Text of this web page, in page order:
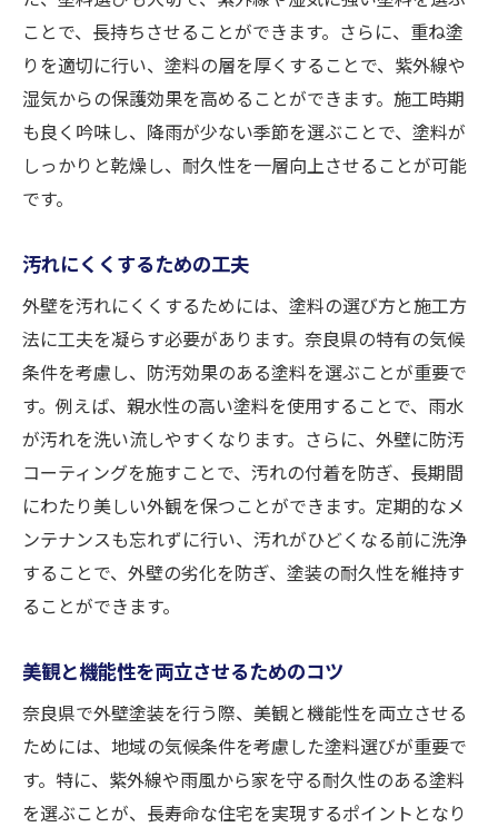
ことで、長持ちさせることができます。さらに、重ね塗
りを適切に行い、塗料の層を厚くすることで、紫外線や
湿気からの保護効果を高めることができます。施工時期
も良く吟味し、降雨が少ない季節を選ぶことで、塗料が
しっかりと乾燥し、耐久性を一層向上させることが可能
です。
汚れにくくするための工夫
外壁を汚れにくくするためには、塗料の選び方と施工方
法に工夫を凝らす必要があります。奈良県の特有の気候
条件を考慮し、防汚効果のある塗料を選ぶことが重要で
す。例えば、親水性の高い塗料を使用することで、雨水
が汚れを洗い流しやすくなります。さらに、外壁に防汚
コーティングを施すことで、汚れの付着を防ぎ、長期間
にわたり美しい外観を保つことができます。定期的なメ
ンテナンスも忘れずに行い、汚れがひどくなる前に洗浄
することで、外壁の劣化を防ぎ、塗装の耐久性を維持す
ることができます。
美観と機能性を両立させるためのコツ
奈良県で外壁塗装を行う際、美観と機能性を両立させる
ためには、地域の気候条件を考慮した塗料選びが重要で
す。特に、紫外線や雨風から家を守る耐久性のある塗料
を選ぶことが、長寿命な住宅を実現するポイントとなり